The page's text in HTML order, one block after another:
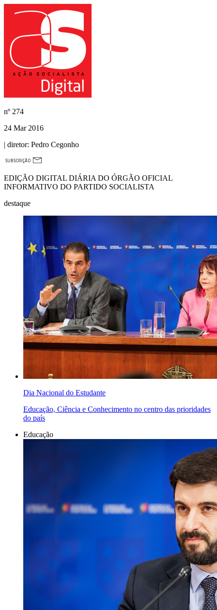
nº 274
24 Mar 2016
| diretor: Pedro Cegonho
EDIÇÃO DIGITAL DIÁRIA DO ÓRGÃO OFICIAL
INFORMATIVO DO PARTIDO SOCIALISTA
destaque
Dia Nacional do Estudante
Educação, Ciência e Conhecimento no centro das prioridades
do país
Educação